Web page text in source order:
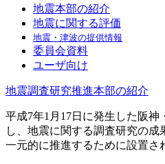
地震本部の紹介
地震に関する評価
地震・津波の提供情報
委員会資料
ユーザ向け
地震調査研究推進本部の紹介
平成7年1月17日に発生した阪
し、地震に関する調査研究の成
一元的に推進するために設置さ